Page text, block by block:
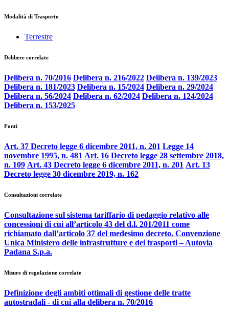
Modalità di Trasporto
Terrestre
Delibere correlate
Delibera n. 70/2016 Delibera n. 216/2022 Delibera n. 139/2023
Delibera n. 181/2023 Delibera n. 15/2024 Delibera n. 29/2024
Delibera n. 56/2024 Delibera n. 62/2024 Delibera n. 124/2024
Delibera n. 153/2025
Fonti
Art. 37 Decreto legge 6 dicembre 2011, n. 201 Legge 14
novembre 1995, n. 481 Art. 16 Decreto legge 28 settembre 2018,
n. 109 Art. 43 Decreto legge 6 dicembre 2011, n. 201 Art. 13
Decreto legge 30 dicembre 2019, n. 162
Consultazioni correlate
Consultazione sul sistema tariffario di pedaggio relativo alle
concessioni di cui all’articolo 43 del d.l. 201/2011 come
richiamato dall’articolo 37 del medesimo decreto. Convenzione
Unica Ministero delle infrastrutture e dei trasporti – Autovia
Padana S.p.a.
Misure di regolazione correlate
Definizione degli ambiti ottimali di gestione delle tratte
autostradali - di cui alla delibera n. 70/2016